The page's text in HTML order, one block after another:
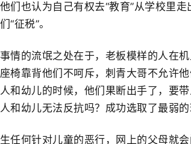
们也认为自己有权去“教育”从学校里
“征税”​。
情的流氓之处在于，老板模样的人在
椅靠背他们不呵斥，刺青大哥不允许他
和幼儿的时候，他们果断出手了，要
和幼儿无法反抗吗？​成功选取了最弱的
任何针对儿童的恶行，网上的父母就